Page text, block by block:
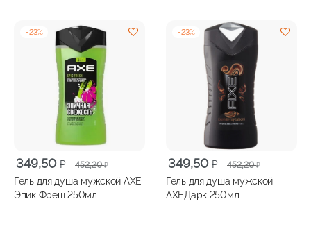
-23%
452,20₽
Первоначальная
цена
составляла
349,50 ₽
Текущая
цена:
349,50 ₽.
Гель для душа мужской AXE
Эпик Фреш 250мл
-23%
452,20₽
Первоначальная
цена
составляла
349,50 ₽
Текущая
цена:
349,50 ₽.
Гель для душа мужской
AXEДарк 250мл